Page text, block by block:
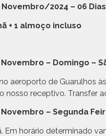
Novembro/2024 – 06
+ 1 almoço incluso
Novembro – Domingo –
aeroporto de Guarulhos
nosso receptivo. Transfer
Novembro – Segunda
Em horário determinado